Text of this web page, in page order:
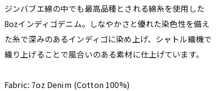
ジンバブエ綿の中でも最高品種とされる綿糸を使用した
8ozインディゴデニム。しなやかさと優れた染色性を備え
た糸で深みのあるインディゴに染め上げ、シャトル織機で
織り上げることで風合いのある素材に仕上げています。
Fabric: 7oz Denim (Cotton 100%)